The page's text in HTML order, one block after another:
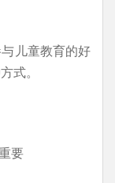
儿童教育的好
式。
要